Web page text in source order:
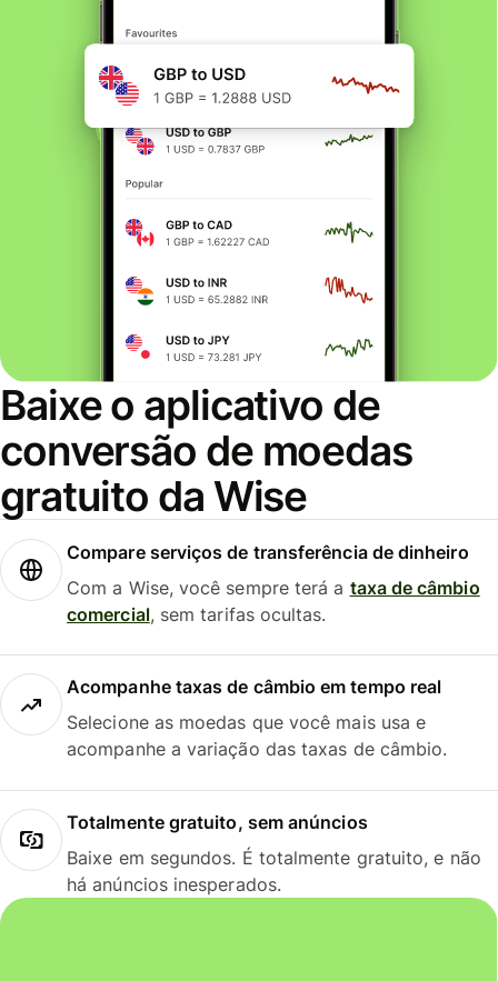
Baixe o aplicativo de
conversão de moedas
gratuito da Wise
Compare serviços de transferência de dinheiro
Com a Wise, você sempre terá a taxa de câmbio
comercial, sem tarifas ocultas.
Acompanhe taxas de câmbio em tempo real
Selecione as moedas que você mais usa e
acompanhe a variação das taxas de câmbio.
Totalmente gratuito, sem anúncios
Baixe em segundos. É totalmente gratuito, e não
há anúncios inesperados.